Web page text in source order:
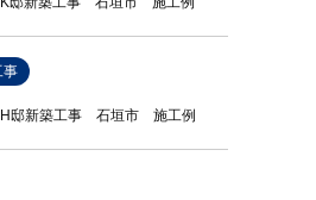
事
邸新築工事 石垣市 施工例